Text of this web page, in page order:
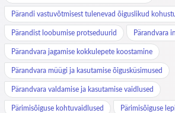
Pärandi vastuvõtmisest tulenevad õiguslikud
Pärandist loobumise protseduurid Pärandvara
Pärandvara jagamise kokkulepete koostamine
Pärandvara müügi ja kasutamise õigusküsimused
Pärandvara valdamise ja kasutamise vaidlused
Pärimisõiguse kohtuvaidlused Pärimisõiguse